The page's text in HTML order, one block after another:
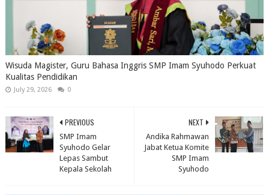
Wisuda Magister, Guru Bahasa Inggris SMP Imam Syuhodo Perkuat
Kualitas Pendidikan
July 29, 2026 0
NEXT
Andika Rahmawan
Jabat Ketua Komite
SMP Imam
Syuhodo
PREVIOUS
SMP Imam
Syuhodo Gelar
Lepas Sambut
Kepala Sekolah